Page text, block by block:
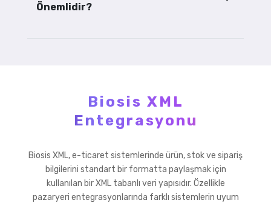
Önemlidir?
Biosis XML
Entegrasyonu
Biosis XML, e-ticaret sistemlerinde ürün, stok ve sipariş
bilgilerini standart bir formatta paylaşmak için
kullanılan bir XML tabanlı veri yapısıdır. Özellikle
pazaryeri entegrasyonlarında farklı sistemlerin uyum